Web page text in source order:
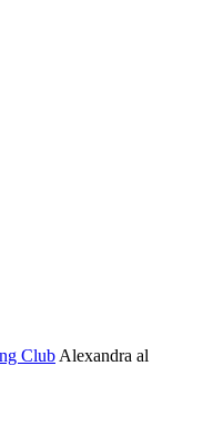
Club Alexandra al